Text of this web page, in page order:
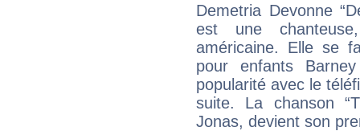
Demetria Devonne
est une
américaine. Elle se
pour enfants
popularité avec le
suite. La chanson
Jonas, devient son